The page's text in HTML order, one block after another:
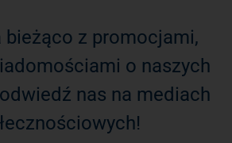
bieżąco z promocjami,
o naszych
nas na mediach